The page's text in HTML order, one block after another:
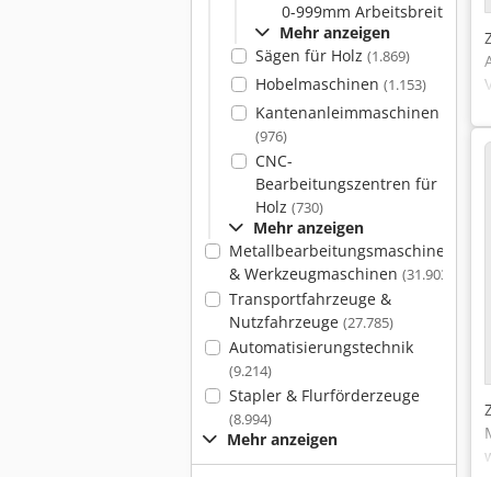
0-999mm Arbeitsbreite
Mehr anzeigen
Sägen für Holz (1.869)
Hobelmaschinen (1.153)
Kantenanleimmaschinen
(976)
CNC-
Bearbeitungszentren für
Holz (730)
Mehr anzeigen
Metallbearbeitungsmaschinen
& Werkzeugmaschinen (31.903)
Transportfahrzeuge &
Nutzfahrzeuge (27.785)
Automatisierungstechnik
(9.214)
Stapler & Flurförderzeuge
(8.994)
Mehr anzeigen